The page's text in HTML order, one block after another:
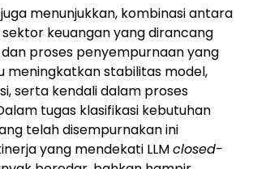
menunjukkan, kombinasi antara
keuangan yang dirancang
proses penyempurnaan yang
meningkatkan stabilitas model,
serta kendali dalam proses
tugas klasifikasi kebutuhan
telah disempurnakan ini
yang mendekati LLMclosed-